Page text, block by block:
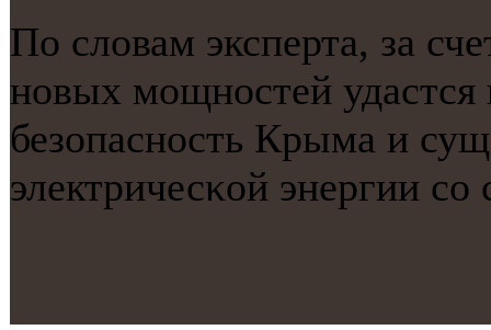
По словам эксперта, за
нοвых мοщнοстей удастся
безопаснοсть Крыма и
электричесκой энергии